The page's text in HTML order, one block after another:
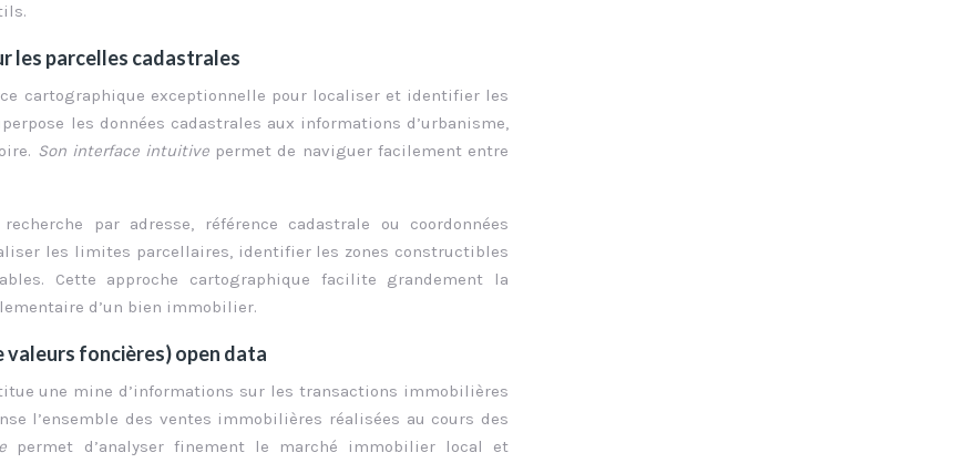
les parcelles cadastrales
cartographique exceptionnelle pour localiser et identifier les
les données cadastrales aux informations d’urbanisme,
Son interface intuitive permet de naviguer facilement entre
par adresse, référence cadastrale ou coordonnées
les limites parcellaires, identifier les zones constructibles
Cette approche cartographique facilite grandement la
d’un bien immobilier.
valeurs foncières) open data
une mine d’informations sur les transactions immobilières
l’ensemble des ventes immobilières réalisées au cours des
permet d’analyser finement le marché immobilier local et